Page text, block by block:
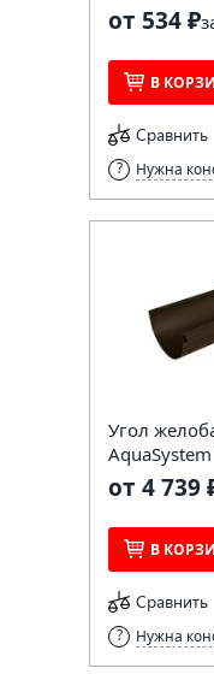
от 534 ₽
В
Сравнить
Нужна
Угол
от 4 739
В
Сравнить
Нужна